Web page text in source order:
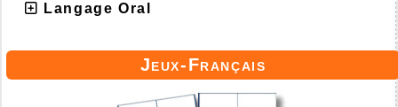
Langage Oral
Jeux-Français